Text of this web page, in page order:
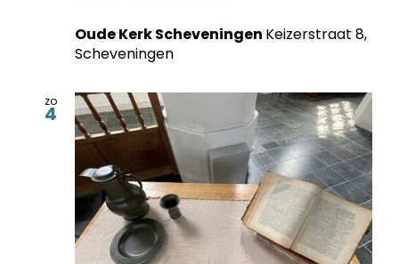
Oude Kerk Scheveningen Keizerstraat 8,
Scheveningen
zo
4